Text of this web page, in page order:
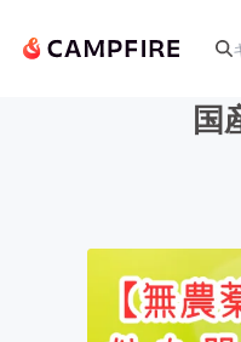
国